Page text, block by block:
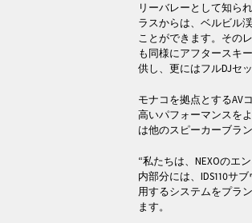
リーバレーとして知ら
ラスからは、ベルビル
ことができます。その
も同様にアフタースキ
供し、更にはフルDJセ
モナコを拠点とするAV
高いパフォーマンスを
は他のスピーカーブラ
“私たちは、NEXOのエ
内部分には、IDS110サ
用するシステムをプラ
ます。